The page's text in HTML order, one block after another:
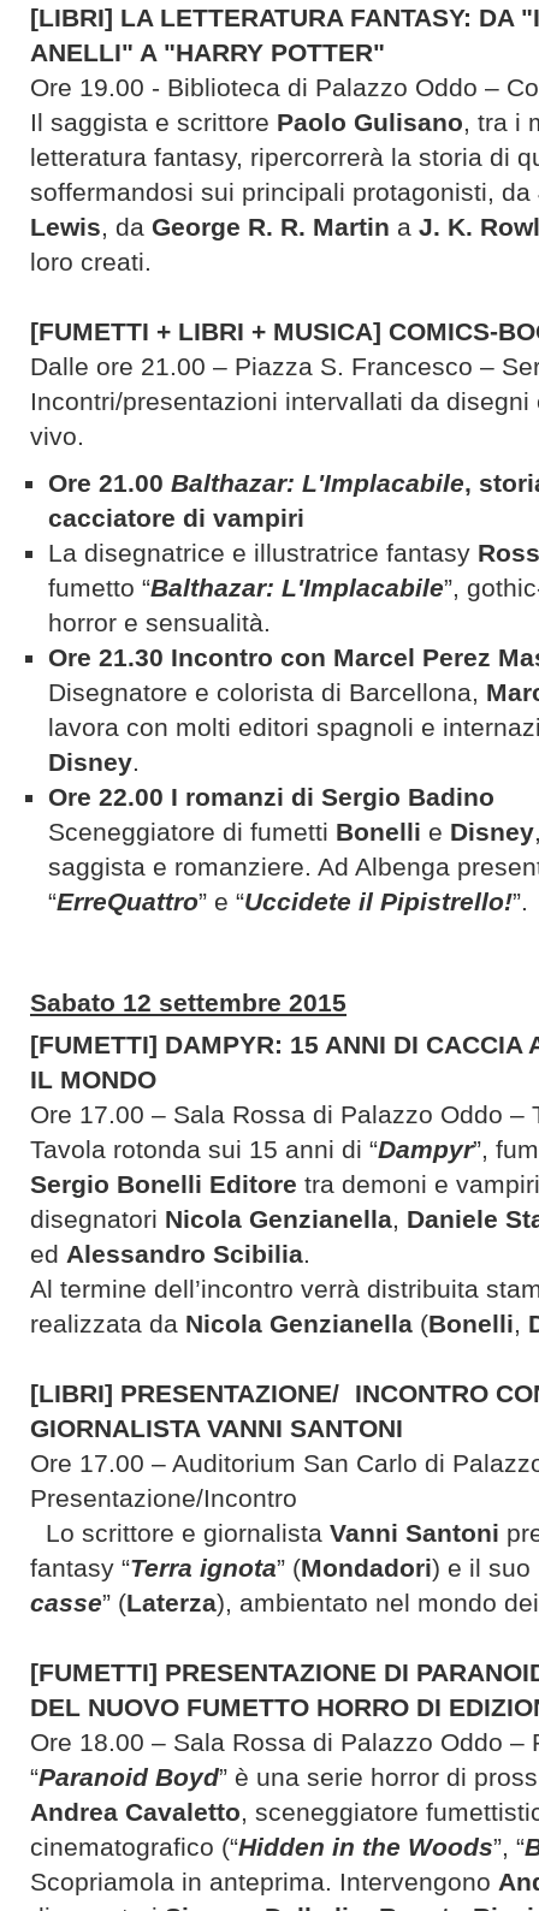
[LIBRI] LA LETTERATURA FANTASY: DA
ANELLI" A "HARRY POTTER"
Ore 19.00 - Biblioteca di Palazzo Oddo –
Il saggista e scrittore Paolo Gulisano, tra i
letteratura fantasy, ripercorrerà la storia di
soffermandosi sui principali protagonisti, da
Lewis, da George R. R. Martin a J. K.
loro creati.
[FUMETTI + LIBRI + MUSICA] COMICS-
Dalle ore 21.00 – Piazza S. Francesco –
Incontri/presentazioni intervallati da
vivo.
Ore 21.00 Balthazar: L'Implacabile,
cacciatore di vampiri
La disegnatrice e illustratrice fantasy
fumetto “Balthazar: L'Implacabile”,
horror e sensualità.
Ore 21.30 Incontro con Marcel Perez
Disegnatore e colorista di Barcellona,
lavora con molti editori spagnoli e
Disney.
Ore 22.00 I romanzi di Sergio Badino
Sceneggiatore di fumetti Bonelli e Disney
saggista e romanziere. Ad Albenga
“ErreQuattro” e “Uccidete il Pipistrello!”.
Sabato 12 settembre 2015
[FUMETTI] DAMPYR: 15 ANNI DI CACCIA
IL MONDO
Ore 17.00 – Sala Rossa di Palazzo Oddo –
Tavola rotonda sui 15 anni di “Dampyr”,
Sergio Bonelli Editore tra demoni e
disegnatori Nicola Genzianella, Daniele
ed Alessandro Scibilia.
Al termine dell’incontro verrà distribuita
realizzata da Nicola Genzianella (Bonelli,
[LIBRI] PRESENTAZIONE/ INCONTRO
GIORNALISTA VANNI SANTONI
Ore 17.00 – Auditorium San Carlo di
Presentazione/Incontro
Lo scrittore e giornalista Vanni Santoni
fantasy “Terra ignota” (Mondadori) e il suo
casse” (Laterza), ambientato nel mondo
[FUMETTI] PRESENTAZIONE DI
DEL NUOVO FUMETTO HORRO DI
Ore 18.00 – Sala Rossa di Palazzo Oddo –
“Paranoid Boyd” è una serie horror di
Andrea Cavaletto, sceneggiatore
cinematografico (“Hidden in the Woods”, “
Scopriamola in anteprima. Intervengono